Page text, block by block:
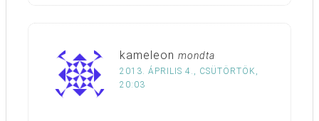
kameleon mondta
2013. ÁPRILIS 4., CSÜTÖRTÖK,
20:03